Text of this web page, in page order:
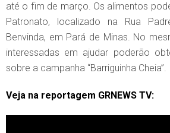
até o fim de março. Os alimentos
Patronato, localizado na Rua
Benvinda, em Pará de Minas. No
interessadas em ajudar poderão
sobre a campanha “Barriguinha Cheia”.
Veja na reportagem GRNEWS TV: